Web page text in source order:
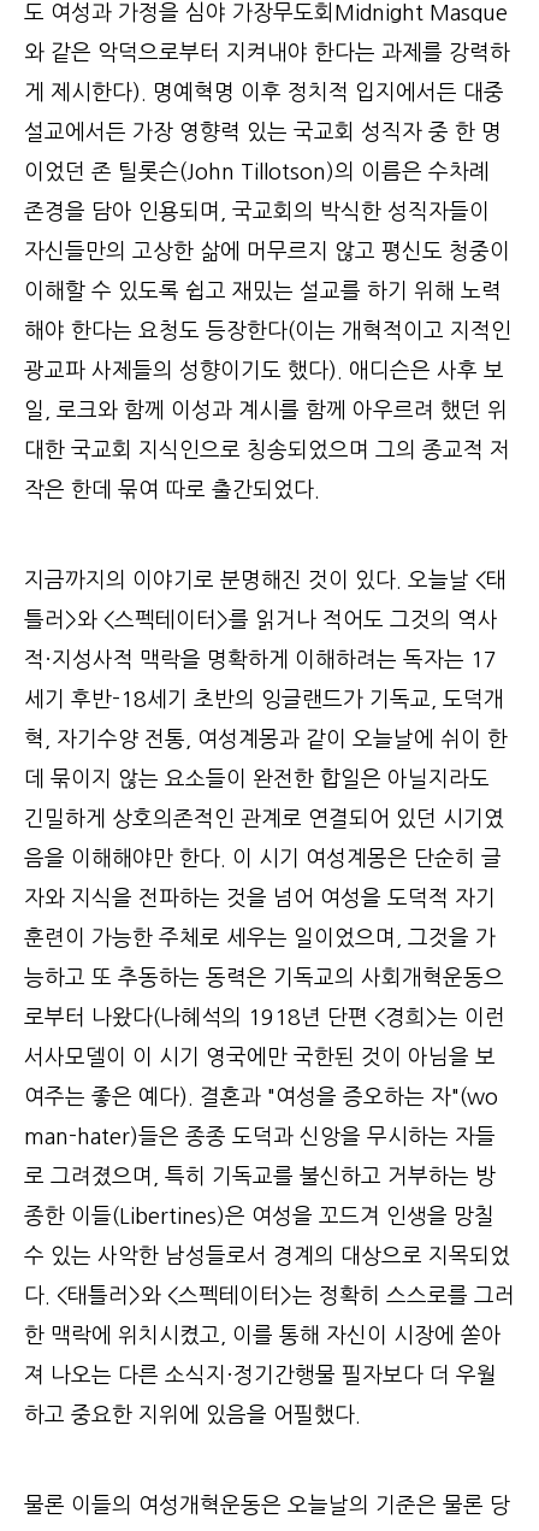
도 여성과 가정을 심야 가장무도회Midnight Masque
와 같은 악덕으로부터 지켜내야 한다는 과제를 강력하
게 제시한다). 명예혁명 이후 정치적 입지에서든 대중
설교에서든 가장 영향력 있는 국교회 성직자 중 한 명
이었던 존 틸롯슨(John Tillotson)의 이름은 수차례
존경을 담아 인용되며, 국교회의 박식한 성직자들이
자신들만의 고상한 삶에 머무르지 않고 평신도 청중이
이해할 수 있도록 쉽고 재밌는 설교를 하기 위해 노력
해야 한다는 요청도 등장한다(이는 개혁적이고 지적인
광교파 사제들의 성향이기도 했다). 애디슨은 사후 보
일, 로크와 함께 이성과 계시를 함께 아우르려 했던 위
대한 국교회 지식인으로 칭송되었으며 그의 종교적 저
작은 한데 묶여 따로 출간되었다.
지금까지의 이야기로 분명해진 것이 있다. 오늘날 <태
틀러>와 <스펙테이터>를 읽거나 적어도 그것의 역사
적·지성사적 맥락을 명확하게 이해하려는 독자는 17
세기 후반-18세기 초반의 잉글랜드가 기독교, 도덕개
혁, 자기수양 전통, 여성계몽과 같이 오늘날에 쉬이 한
데 묶이지 않는 요소들이 완전한 합일은 아닐지라도
긴밀하게 상호의존적인 관계로 연결되어 있던 시기였
음을 이해해야만 한다. 이 시기 여성계몽은 단순히 글
자와 지식을 전파하는 것을 넘어 여성을 도덕적 자기
훈련이 가능한 주체로 세우는 일이었으며, 그것을 가
능하고 또 추동하는 동력은 기독교의 사회개혁운동으
로부터 나왔다(나혜석의 1918년 단편 <경희>는 이런
서사모델이 이 시기 영국에만 국한된 것이 아님을 보
여주는 좋은 예다). 결혼과 "여성을 증오하는 자"(wo
man-hater)들은 종종 도덕과 신앙을 무시하는 자들
로 그려졌으며, 특히 기독교를 불신하고 거부하는 방
종한 이들(Libertines)은 여성을 꼬드겨 인생을 망칠
수 있는 사악한 남성들로서 경계의 대상으로 지목되었
다. <태틀러>와 <스펙테이터>는 정확히 스스로를 그러
한 맥락에 위치시켰고, 이를 통해 자신이 시장에 쏟아
져 나오는 다른 소식지·정기간행물 필자보다 더 우월
하고 중요한 지위에 있음을 어필했다.
물론 이들의 여성개혁운동은 오늘날의 기준은 물론 당